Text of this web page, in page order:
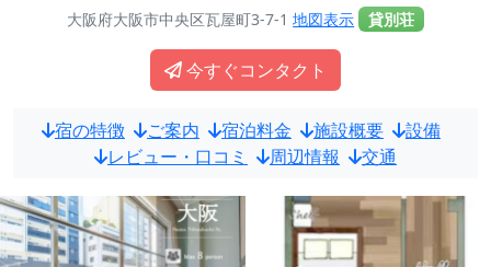
大阪府大阪市中央区瓦屋町3-7-1地図表示 貸別荘
今すぐコンタクト
宿の特徴 ご案内 宿泊料金 施設概要
設備
レビュー・口コミ
周辺情報 交通